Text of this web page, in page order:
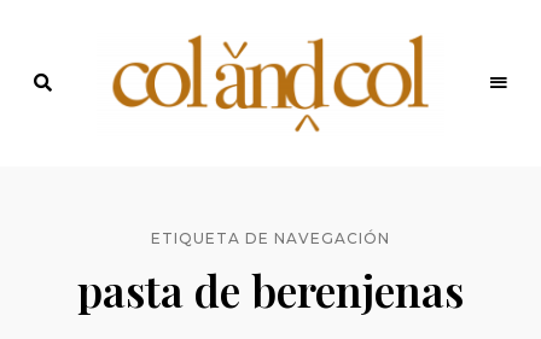
ColandCol
ETIQUETA DE NAVEGACIÓN
pasta de berenjenas